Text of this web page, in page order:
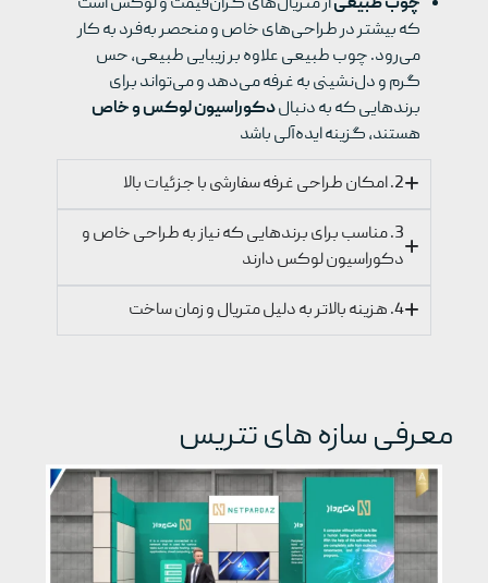
که بیشتر در طراحی‌های خاص و منحصر به‌فرد به کار
می‌رود. چوب طبیعی علاوه بر زیبایی طبیعی، حس
گرم و دل‌نشینی به غرفه می‌دهد و می‌تواند برای
برندهایی که به دنبالدکوراسیون لوکس و خاص
هستند، گزینه ایده‌آلی باشد
2. امکان طراحی غرفه سفارشی با جزئیات بالا
3. مناسب برای برندهایی که نیاز به طراحی خاص و
دکوراسیون لوکس دارند
4. هزینه بالاتر به دلیل متریال و زمان ساخت
معرفی سازه های تتریس